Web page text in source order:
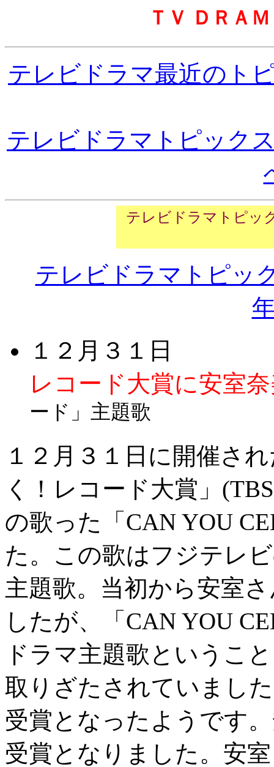
ＴＶ ＤＲＡ
テレビドラマ最近のト
テレビドラマトピック
テレビドラマトピッ
テレビドラマトピッ
１２月３１日
レコード大賞に安室
ード」主題歌
１２月３１日に開催さ
く！レコード大賞」
の歌った「CAN YOU
た。この歌はフジテレ
主題歌。当初から安室
したが、「CAN YOU
ドラマ主題歌というこ
取りざたされていまし
受賞となったようです
受賞となりました。安